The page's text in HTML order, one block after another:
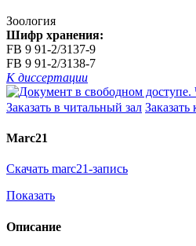
Зоология
Шифр хранения:
FB 9 91-2/3137-9
FB 9 91-2/3138-7
К диссертации
Заказать в читальный зал
Marc21
Скачать marc21-запись
Показать
Описание